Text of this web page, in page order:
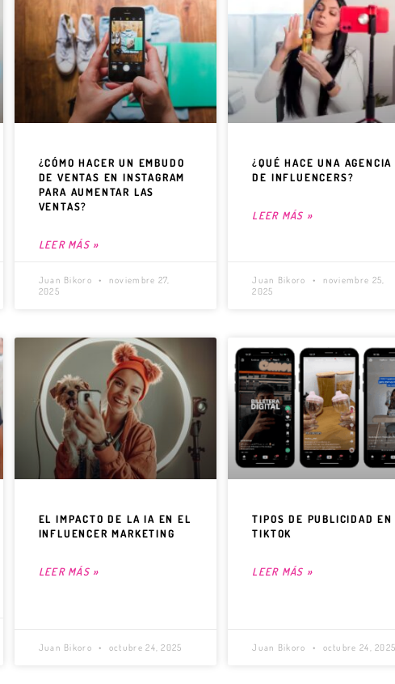
¿CÓMO HACER UN EMBUDO
DE VENTAS EN INSTAGRAM
PARA AUMENTAR LAS
VENTAS?
LEER MÁS »
Juan Bikoro
noviembre 27,
2025
¿QUÉ HACE UNA AGENCIA
DE INFLUENCERS?
LEER MÁS »
Juan Bikoro
noviembre 25,
2025
EL IMPACTO DE LA IA EN EL
INFLUENCER MARKETING
LEER MÁS »
Juan Bikoro octubre 24, 2025
TIPOS DE PUBLICIDAD EN
TIKTOK
LEER MÁS »
Juan Bikoro octubre 24, 2025